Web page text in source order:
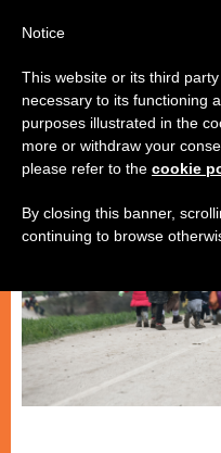
CHIESE LOCALI
Notice
This website or its third
necessary to its functioning
purposes illustrated in the
more or withdraw your
please refer to the cookie
By closing this banner,
continuing to browse